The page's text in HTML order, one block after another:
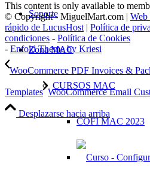
Soporte
Zona MAC
CURSOS MAC
COFI MAC 2023
This content is only available to
© Copyright - MiguelMart.com | Web
rápido de LucusHost | Política de
condiciones - Política de Cookies
- Enfold Theme by Kriesi
WooCommerce PDF Invoices &
Templates WooCommerce Email
Desplazarse hacia arriba